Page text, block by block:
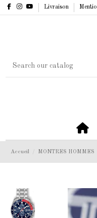
Livraison
Accueil MONTRES HOMMES